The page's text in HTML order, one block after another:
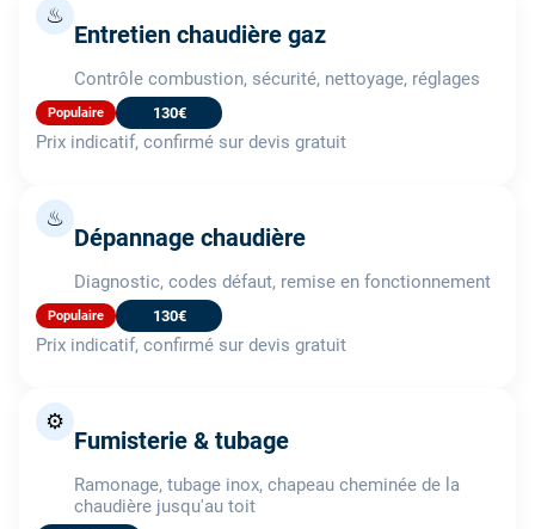
♨
Entretien chaudière gaz
Contrôle combustion, sécurité, nettoyage, réglages
Populaire 130€
Prix indicatif, confirmé sur devis gratuit
♨
Dépannage chaudière
Diagnostic, codes défaut, remise en fonctionnement
Populaire 130€
Prix indicatif, confirmé sur devis gratuit
⚙️
Fumisterie & tubage
Ramonage, tubage inox, chapeau cheminée de la
chaudière jusqu'au toit